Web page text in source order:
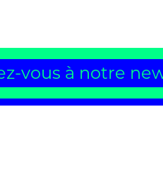
vous à notre